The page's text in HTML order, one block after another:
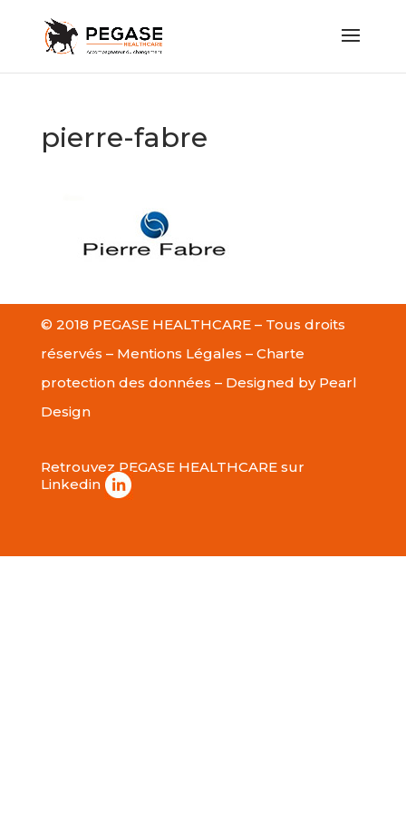
pierre-fabre
© 2018 PEGASE HEALTHCARE – Tous droits
réservés – Mentions Légales – Charte
protection des données – Designed by Pearl
Design
Retrouvez PEGASE HEALTHCARE sur
Linkedin